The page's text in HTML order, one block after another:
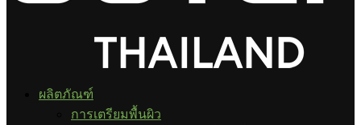
ผลิตภัณฑ์
การเตรียมพื้นผิว